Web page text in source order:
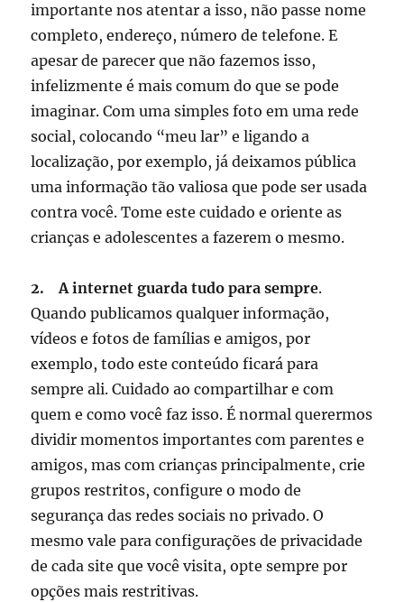
importante nos atentar a isso, não passe nome
completo, endereço, número de telefone. E
apesar de parecer que não fazemos isso,
infelizmente é mais comum do que se pode
imaginar. Com uma simples foto em uma rede
social, colocando “meu lar” e ligando a
localização, por exemplo, já deixamos pública
uma informação tão valiosa que pode ser usada
contra você. Tome este cuidado e oriente as
crianças e adolescentes a fazerem o mesmo.
2. A internet guarda tudo para sempre.
Quando publicamos qualquer informação,
vídeos e fotos de famílias e amigos, por
exemplo, todo este conteúdo ficará para
sempre ali. Cuidado ao compartilhar e com
quem e como você faz isso. É normal querermos
dividir momentos importantes com parentes e
amigos, mas com crianças principalmente, crie
grupos restritos, configure o modo de
segurança das redes sociais no privado. O
mesmo vale para configurações de privacidade
de cada site que você visita, opte sempre por
opções mais restritivas.